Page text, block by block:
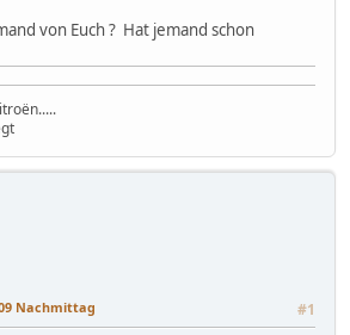
von Euch ? Hat jemand schon
Nachmittag #1